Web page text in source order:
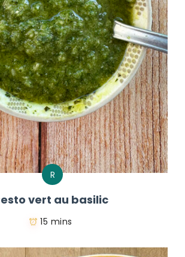
R
vert au basilic
15 mins